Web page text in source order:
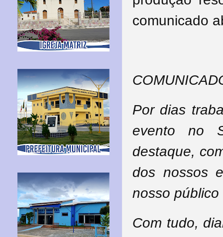
comunicado
Por dias
evento no
destaque,
dos nossos
nosso público
Com tudo,